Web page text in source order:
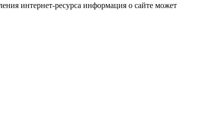
интернет-ресурса информация о сайте может